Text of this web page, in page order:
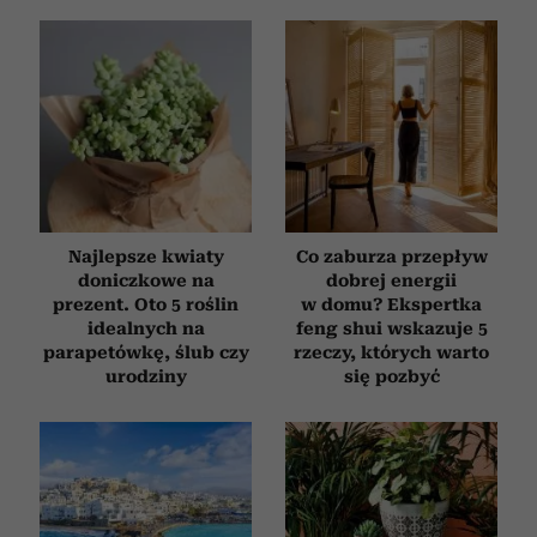
i reklam, aby oferować funkcje społecznościowe i
analizować ruch w naszej witrynie. Informacje o tym, jak
korzystasz z naszej witryny, udostępniamy partnerom
społecznościowym, reklamowym i analitycznym.
Partnerzy mogą połączyć te informacje z innymi danymi
otrzymanymi od Ciebie lub uzyskanymi podczas
korzystania z ich usług.
Najlepsze kwiaty
doniczkowe na
prezent. Oto 5 roślin
idealnych na
parapetówkę, ślub czy
urodziny
Co zaburza przepływ
dobrej energii
w domu? Ekspertka
feng shui wskazuje 5
rzeczy, których warto
się pozbyć